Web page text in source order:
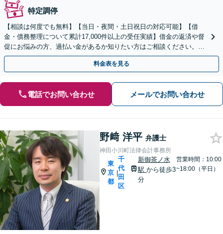
特定調停
【相談は何度でも無料】【当日・夜間・土日祝日の対応可能】【借
金・債務整理について累計17,000件以上の受任実績】借金の返済や督
促にお悩みの方、過払い金があるか知りたい方はご相談ください。ベ
ストな解決策を提案いたします。
料金表を見る
電話でお問い合わせ メールでお問い合わせ
野﨑 洋平 弁護士
神田小川町法律会計事務所
東
京
都
|
千
代
田
区
新御茶ノ水
駅 から徒歩3
分
営業時間：10:00
~18:00（平日）